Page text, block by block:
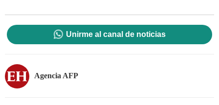
Unirme al canal de noticias
Agencia AFP